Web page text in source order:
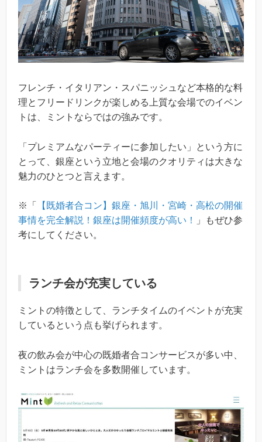
フレンチ・イタリアン・スパニッシュなど本格的な料
理とフリードリンクが楽しめる上質な会場でのイベン
トは、ミントならではの強みです。
「プレミアムなパーティーに参加したい」という方に
とって、銀座という立地と会場のクオリティは大きな
魅力のひとつと言えます。
※「
【既婚者合コン】銀座・旭川・宮崎・高松の開催
事情を完全解説！銀座は開催頻度が高い！
」もぜひ参
考にしてください。
ランチ会が充実している
ミントの特徴として、ランチタイムのイベントが充実
しているという点も挙げられます。
夜の飲み会が中心の既婚者合コンサービスが多い中、
ミントはランチ会を多数開催しています。